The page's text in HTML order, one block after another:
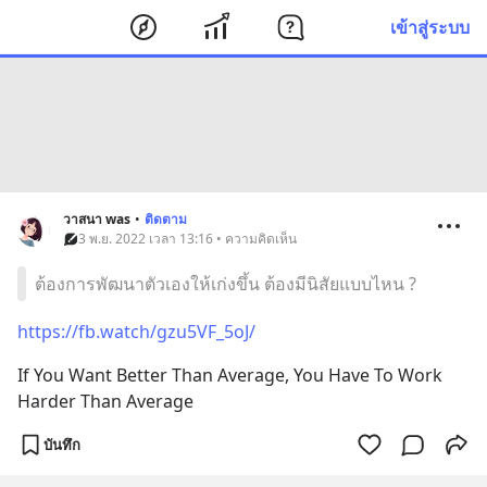
เข้าสู่ระบบ
วาสนา was • ติดตาม
3 พ.ย. 2022 เวลา 13:16 • ความคิดเห็น
ต้องการพัฒนาตัวเองให้เก่งขึ้น ต้องมีนิสัยแบบไหน ?
https://fb.watch/gzu5VF_5oJ/
If You Want Better Than Average, You Have To Work
Harder Than Average
บันทึก